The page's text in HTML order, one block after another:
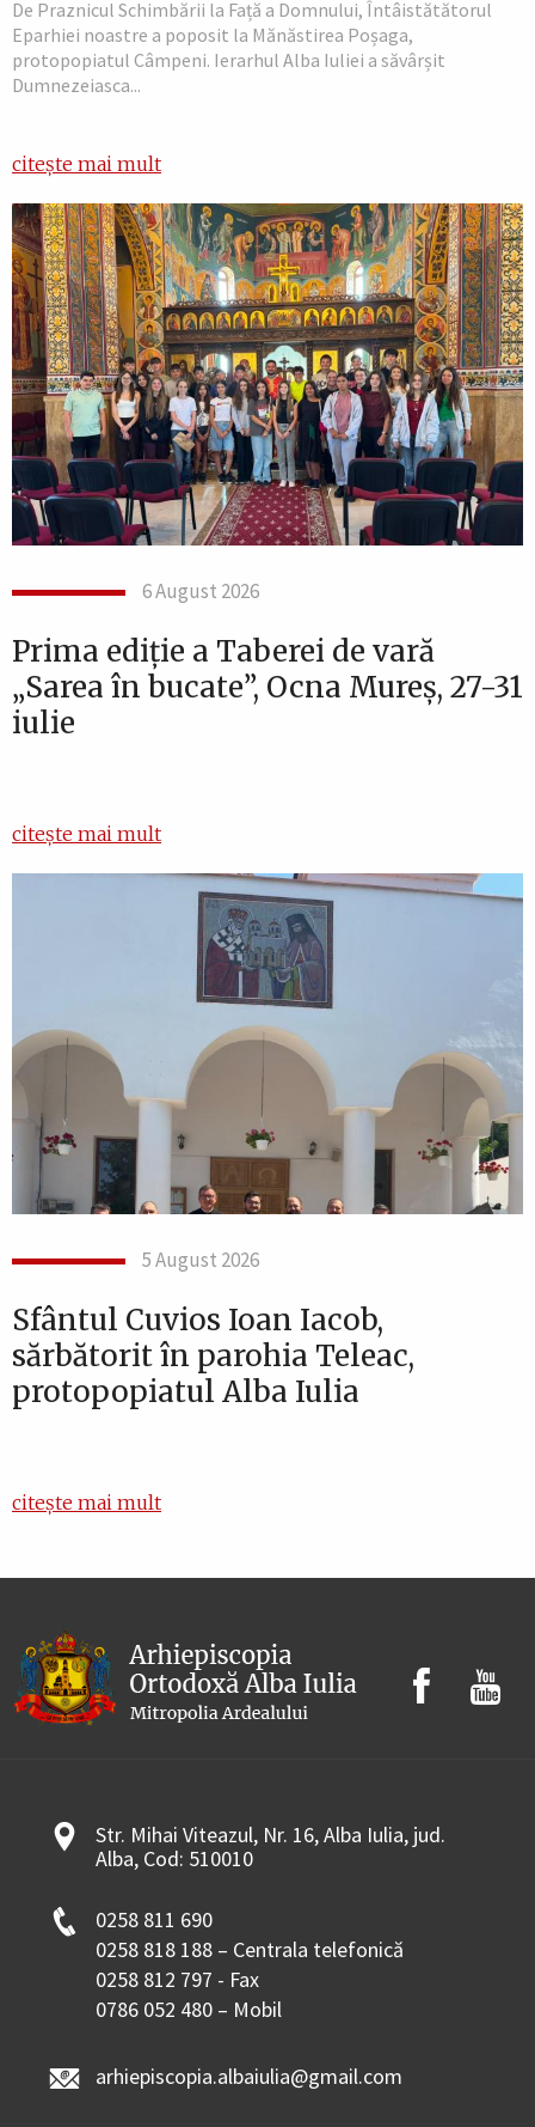
De Praznicul Schimbării la Față a Domnului, Întâistătătorul
Eparhiei noastre a poposit la Mănăstirea Poșaga,
protopopiatul Câmpeni. Ierarhul Alba Iuliei a săvârșit
Dumnezeiasca...
citește mai mult
6 August 2026
Prima ediție a Taberei de vară
„Sarea în bucate”, Ocna Mureș, 27-31
iulie
citește mai mult
5 August 2026
Sfântul Cuvios Ioan Iacob,
sărbătorit în parohia Teleac,
protopopiatul Alba Iulia
citește mai mult
Str. Mihai Viteazul, Nr. 16, Alba Iulia, jud.
Alba, Cod: 510010
0258 811 690
0258 818 188 – Centrala telefonică
0258 812 797 - Fax
0786 052 480 – Mobil
arhiepiscopia.albaiulia@gmail.com